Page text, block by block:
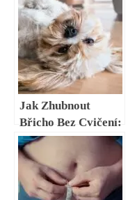
Jak Zhubnout
Břicho Bez Cvičení:
Prosté Tipy a Triky
Pro Plážovou
Postavu